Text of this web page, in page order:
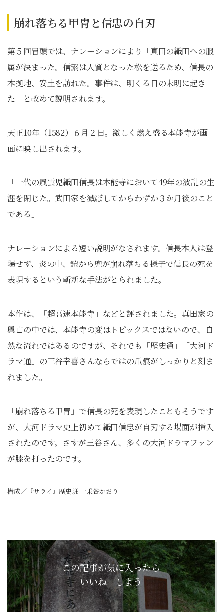
崩れ落ちる甲冑と信忠の自刃
第５回冒頭では、ナレーションにより「真田の織田への服
属が決まった。信繁は人質となった松を送るため、信長の
本拠地、安土を訪れた。事件は、明くる日の未明に起き
た」と改めて説明されます。
天正10年（1582）６月２日。激しく燃え盛る本能寺が画
面に映し出されます。
「一代の風雲児織田信長は本能寺において49年の波乱の生
涯を閉じた。武田家を滅ぼしてからわずか３か月後のこと
である」
ナレーションによる短い説明がなされます。信長本人は登
場せず、炎の中、鎧から兜が崩れ落ちる様子で信長の死を
表現するという斬新な手法がとられました。
本作は、「超高速本能寺」などと評されました。真田家の
興亡の中では、本能寺の変はトピックスではないので、自
然な流れではあるのですが、それでも「歴史通」「大河ド
ラマ通」の三谷幸喜さんならではの爪痕がしっかりと刻ま
れました。
「崩れ落ちる甲冑」で信長の死を表現したこともそうです
が、大河ドラマ史上初めて織田信忠が自刃する場面が挿入
されたのです。さすが三谷さん、多くの大河ドラマファン
が膝を打ったのです。
構成／『サライ』歴史班 一乗谷かおり
この記事が気に入ったら
いいね！しよう